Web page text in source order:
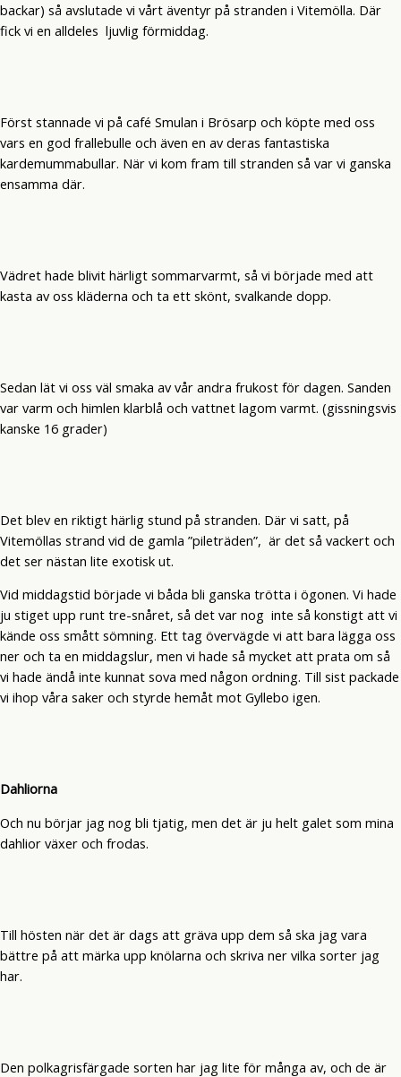
backar) så avslutade vi vårt äventyr på stranden i Vitemölla. Där
fick vi en alldeles ljuvlig förmiddag.
Först stannade vi på café Smulan i Brösarp och köpte med oss
vars en god frallebulle och även en av deras fantastiska
kardemummabullar. När vi kom fram till stranden så var vi ganska
ensamma där.
Vädret hade blivit härligt sommarvarmt, så vi började med att
kasta av oss kläderna och ta ett skönt, svalkande dopp.
Sedan lät vi oss väl smaka av vår andra frukost för dagen. Sanden
var varm och himlen klarblå och vattnet lagom varmt. (gissningsvis
kanske 16 grader)
Det blev en riktigt härlig stund på stranden. Där vi satt, på
Vitemöllas strand vid de gamla ”pileträden”, är det så vackert och
det ser nästan lite exotisk ut.
Vid middagstid började vi båda bli ganska trötta i ögonen. Vi hade
ju stiget upp runt tre-snåret, så det var nog inte så konstigt att vi
kände oss smått sömning. Ett tag övervägde vi att bara lägga oss
ner och ta en middagslur, men vi hade så mycket att prata om så
vi hade ändå inte kunnat sova med någon ordning. Till sist packade
vi ihop våra saker och styrde hemåt mot Gyllebo igen.
Dahliorna
Och nu börjar jag nog bli tjatig, men det är ju helt galet som mina
dahlior växer och frodas.
Till hösten när det är dags att gräva upp dem så ska jag vara
bättre på att märka upp knölarna och skriva ner vilka sorter jag
har.
Den polkagrisfärgade sorten har jag lite för många av, och de är